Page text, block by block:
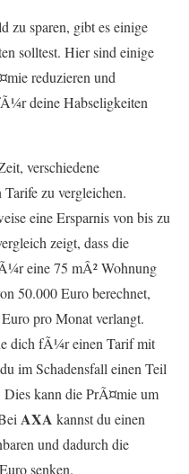
zu sparen, gibt es einige
solltest. Hier sind einige
reduzieren und
deine Habseligkeiten
verschiedene
zu vergleichen.
eine Ersparnis von bis zu
zeigt, dass die
eine 75 mÂ² Wohnung
50.000 Euro berechnet,
Euro pro Monat verlangt.
dich fÃ¼r einen Tarif mit
im Schadensfall einen Teil
kann die PrÃ¤mie um
AXA kannst du einen
und dadurch die
senken.